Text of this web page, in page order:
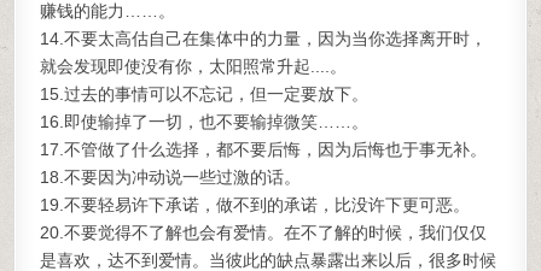
赚钱的能力……。
14.不要太高估自己在集体中的力量，因为当你选择离开时，
就会发现即使没有你，太阳照常升起....。
15.过去的事情可以不忘记，但一定要放下。
16.即使输掉了一切，也不要输掉微笑……。
17.不管做了什么选择，都不要后悔，因为后悔也于事无补。
18.不要因为冲动说一些过激的话。
19.不要轻易许下承诺，做不到的承诺，比没许下更可恶。
20.不要觉得不了解也会有爱情。在不了解的时候，我们仅仅
是喜欢，达不到爱情。当彼此的缺点暴露出来以后，很多时候